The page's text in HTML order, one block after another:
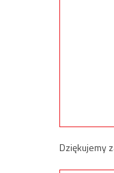
Dziękujemy